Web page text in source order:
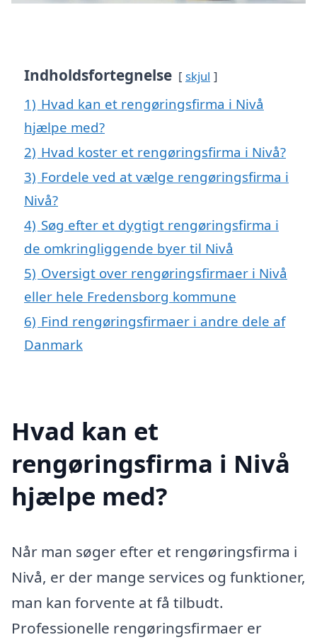
Indholdsfortegnelse skjul
1) Hvad kan et rengøringsfirma i Nivå
hjælpe med?
2) Hvad koster et rengøringsfirma i Nivå?
3) Fordele ved at vælge rengøringsfirma i
Nivå?
4) Søg efter et dygtigt rengøringsfirma i
de omkringliggende byer til Nivå
5) Oversigt over rengøringsfirmaer i Nivå
eller hele Fredensborg kommune
6) Find rengøringsfirmaer i andre dele af
Danmark
Hvad kan et
rengøringsfirma i Nivå
hjælpe med?
Når man søger efter et rengøringsfirma i
Nivå, er der mange services og funktioner,
man kan forvente at få tilbudt.
Professionelle rengøringsfirmaer er